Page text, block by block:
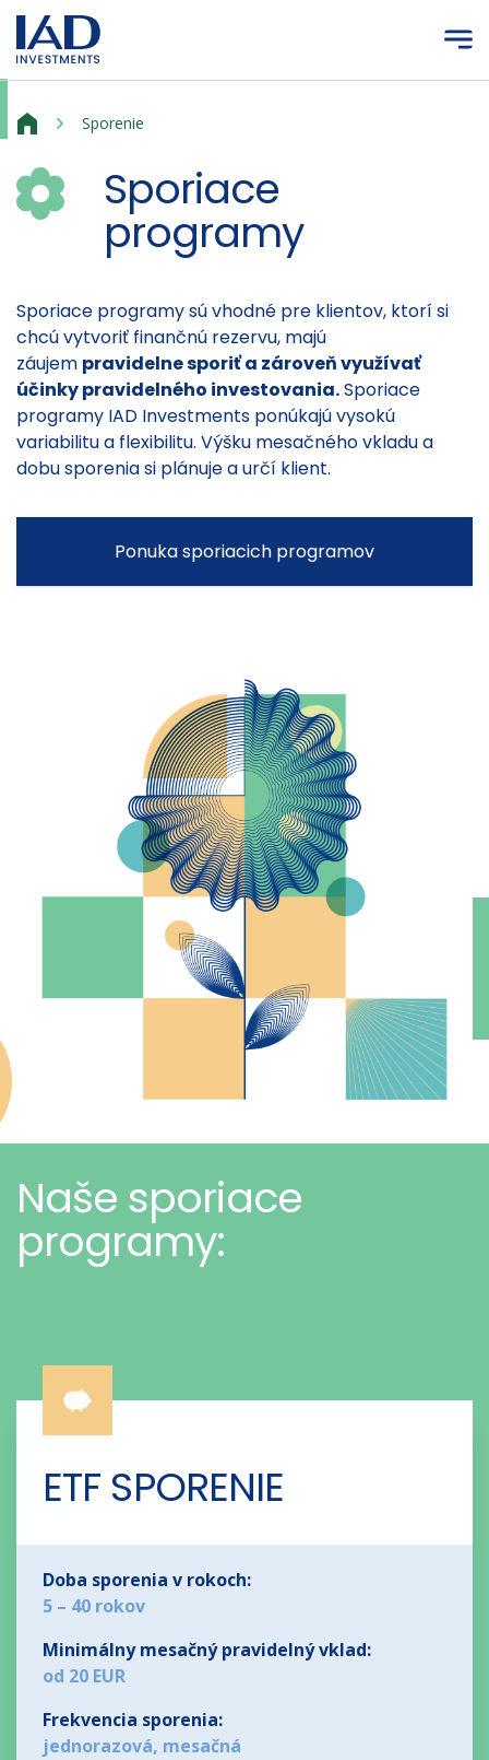
Prejsť na hlavný obsah
Sporiace programy
Sporenie
Sporiace
programy
Sporiace programy sú vhodné pre klientov, ktorí si
chcú vytvoriť finančnú rezervu, majú
záujem pravidelne sporiť a zároveň využívať
účinky pravidelného investovania.Sporiace
programy IAD Investments ponúkajú vysokú
variabilitu a flexibilitu. Výšku mesačného vkladu a
dobu sporenia si plánuje a určí klient.
Ponuka sporiacich programov
Naše sporiace
programy:
ETF SPORENIE
Doba sporenia v rokoch:
5 – 40 rokov
Minimálny mesačný pravidelný vklad:
od 20 EUR
Frekvencia sporenia:
jednorazová, mesačná